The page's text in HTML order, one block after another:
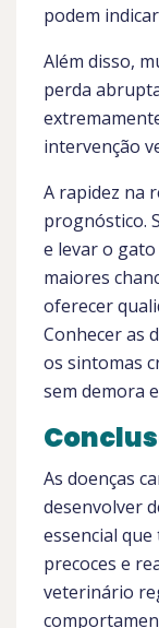
podem
Além disso,
perda
intervenção
A rapidez na
prognóstico.
e levar o
maiores
oferecer
Conhecer as
os sintomas
sem demora
As doenças
desenvolver
essencial
precoces e
veterinário